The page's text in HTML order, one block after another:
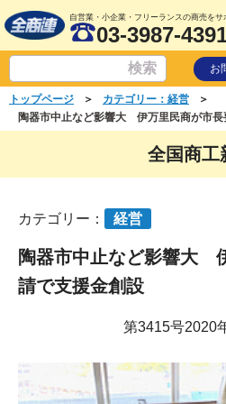
自営業・小企業・フリーランスの商売をサ
03-3987-
お
トップページ ＞ カテゴリー：経営
＞
全国商工
カテゴリー： 経営
陶器市中止など影響大
請で支援金創設
第3415号2020